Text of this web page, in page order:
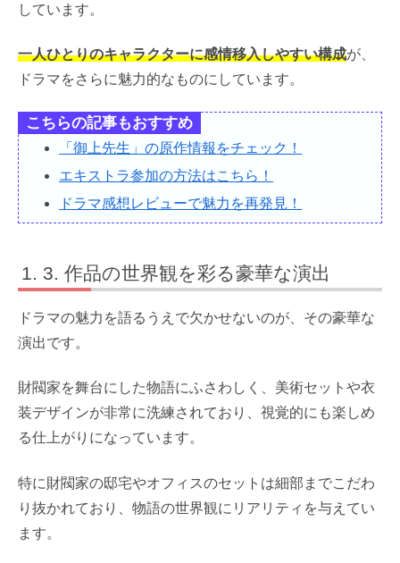
しています。
一人ひとりのキャラクターに感情移入しやすい構成が、
ドラマをさらに魅力的なものにしています。
こちらの記事もおすすめ
「御上先生」の原作情報をチェック！
エキストラ参加の方法はこちら！
ドラマ感想レビューで魅力を再発見！
3. 作品の世界観を彩る豪華な演出
ドラマの魅力を語るうえで欠かせないのが、その豪華な
演出です。
財閥家を舞台にした物語にふさわしく、美術セットや衣
装デザインが非常に洗練されており、視覚的にも楽しめ
る仕上がりになっています。
特に財閥家の邸宅やオフィスのセットは細部までこだわ
り抜かれており、物語の世界観にリアリティを与えてい
ます。